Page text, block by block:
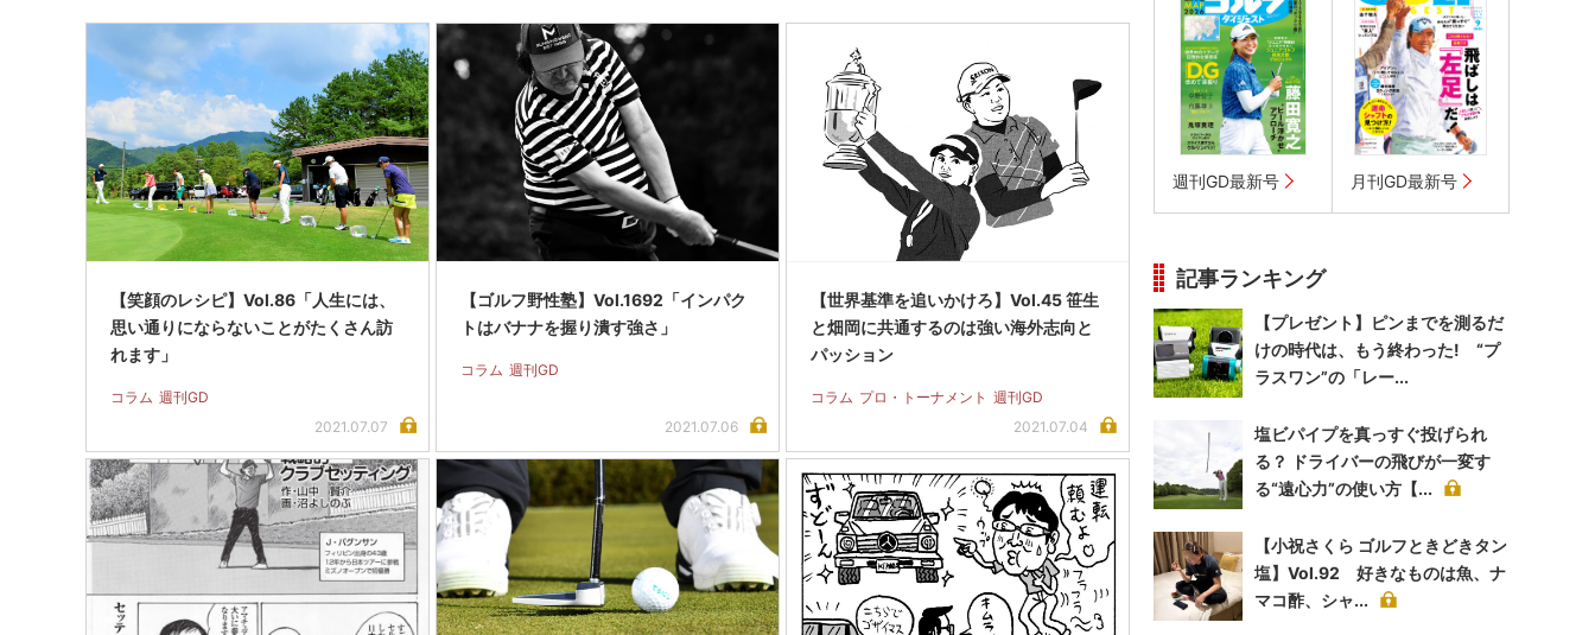
【笑顔のレシピ】Vol.86「人生には、
思い通りにならないことがたくさん訪
れます」
コラム 週刊GD
2021.07.07
【ゴルフ野性塾】Vol.1692「インパク
トはバナナを握り潰す強さ」
コラム 週刊GD
2021.07.06
【世界基準を追いかけろ】Vol.45 笹生
と畑岡に共通するのは強い海外志向と
パッション
コラム プロ・トーナメント 週刊GD
2021.07.04
週刊GD最新号 月刊GD最新号
記事ランキング
【プレゼント】ピンまでを測るだ
けの時代は、もう終わった! “プ
ラスワン”の「レー...
塩ビパイプを真っすぐ投げられ
る？ ドライバーの飛びが一変す
る“遠心力”の使い方【...
【小祝さくら ゴルフときどきタン
塩】Vol.92 好きなものは魚、ナ
マコ酢、シャ...